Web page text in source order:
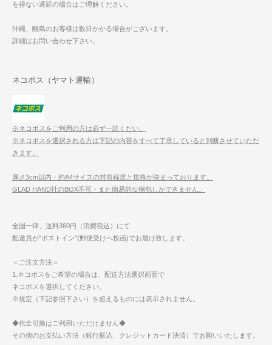
を得ない遅延の場合はご理解ください。
沖縄、離島のお客様は数日かかる場合がございます。
詳細はお問い合わせ下さい。
ネコポス（ヤマト運輸）
※ネコポスをご利用の方は必ず一読くだい。
※ネコポスを選択される方は下記の内容をすべて了承していると判断させていただ
きます。
厚さ3cm以内・約A4サイズの封筒程度と規格が決まっております。
GLAD HAND社のBOX不可・また簡易的な梱包しかできません。
全国一律、送料360円（消費税込）にて
配達員が"ポストイン"(郵便受けへ投函)でお届け致します。
＜ご注文方法＞
1.ネコポスをご希望の場合は、配送方法選択画面で
ネコポスを選択してください。
※規定（下記参照下さい）を超えるものには表示されません。
◆代金引換はご利用いただけません◆
その他のお支払い方法（銀行振込、クレジットカード決済）でお願いいたします。